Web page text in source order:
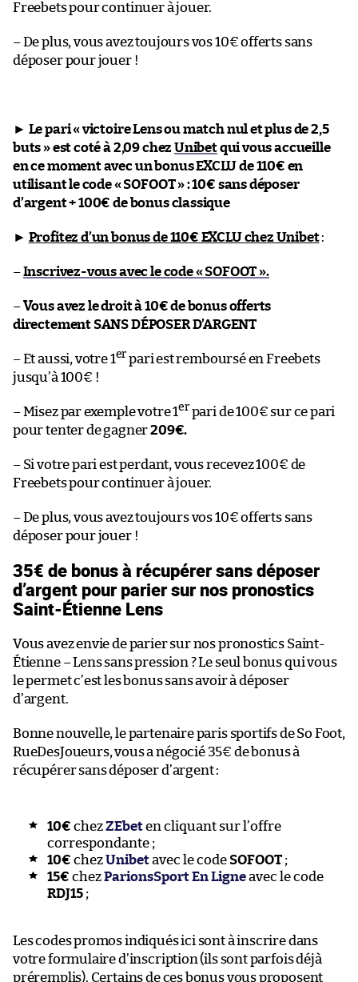
Freebets pour continuer à jouer.
– De plus, vous avez toujours vos 10€ offerts sans
déposer pour jouer !
► Le pari « victoire Lens ou match nul et plus de 2,5
buts » est coté à 2,09 chez Unibetqui vous accueille
en ce moment avec un bonus EXCLU de 110€ en
utilisant le code « SOFOOT » : 10€ sans déposer
d’argent + 100€ de bonus classique
► Profitez d’un bonus de 110€ EXCLU chez Unibet:
–Inscrivez-vous avec le code « SOFOOT ».
–Vous avez le droit à 10€ de bonus offerts
directement SANS DÉPOSER D’ARGENT
– Et aussi, votre 1er pari est remboursé en Freebets
jusqu’à 100€ !
– Misez par exemple votre 1er pari de 100€ sur ce pari
pour tenter de gagner209€.
– Si votre pari est perdant, vous recevez 100€ de
Freebets pour continuer à jouer.
– De plus, vous avez toujours vos 10€ offerts sans
déposer pour jouer !
35€ de bonus à récupérer sans déposer
d’argent pour parier sur nos pronostics
Saint-Étienne Lens
Vous avez envie de parier sur nos pronostics Saint-
Étienne – Lens sans pression ? Le seul bonus qui vous
le permet c’est les bonus sans avoir à déposer
d’argent.
Bonne nouvelle, le partenaire paris sportifs de So Foot,
RueDesJoueurs, vous a négocié 35€ de bonus à
récupérer sans déposer d’argent :
10€ chezZEbeten cliquant sur l’offre
correspondante ;
10€ chezUnibetavec le code SOFOOT;
15€ chezParionsSport En Ligne avec le code
RDJ15;
Les codes promos indiqués ici sont à inscrire dans
votre formulaire d’inscription (ils sont parfois déjà
préremplis). Certains de ces bonus vous proposent